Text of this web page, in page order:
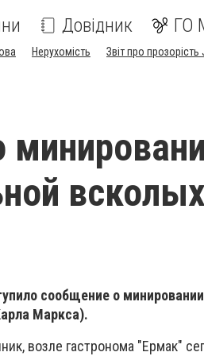
Довідник ГО
Нерухомість Звіт про прозорість
сообщение о
Маркса).
возле гастронома "Ермак"